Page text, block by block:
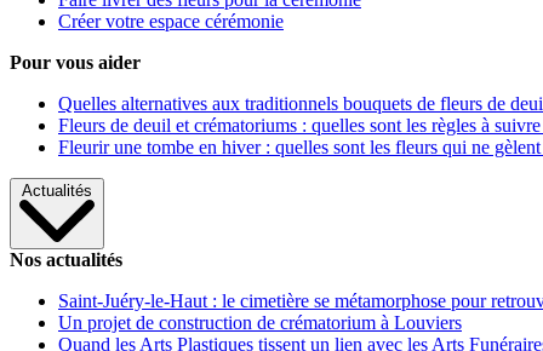
Créer votre espace cérémonie
Pour vous aider
Quelles alternatives aux traditionnels bouquets de fleurs de
Fleurs de deuil et crématoriums : quelles sont les règles à
Fleurir une tombe en hiver : quelles sont les fleurs qui ne gèlent
Actualités
Nos actualités
Saint-Juéry-le-Haut : le cimetière se métamorphose pour
Un projet de construction de crématorium à Louviers
Quand les Arts Plastiques tissent un lien avec les Arts